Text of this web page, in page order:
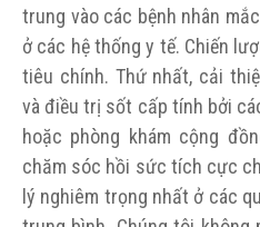
trung vào các bệnh nhân
ở các hệ thống y tế. Chiến
tiêu chính. Thứ nhất, cải
và điều trị sốt cấp tính bởi
hoặc phòng khám cộng
chăm sóc hồi sức tích cực
lý nghiêm trọng nhất ở các